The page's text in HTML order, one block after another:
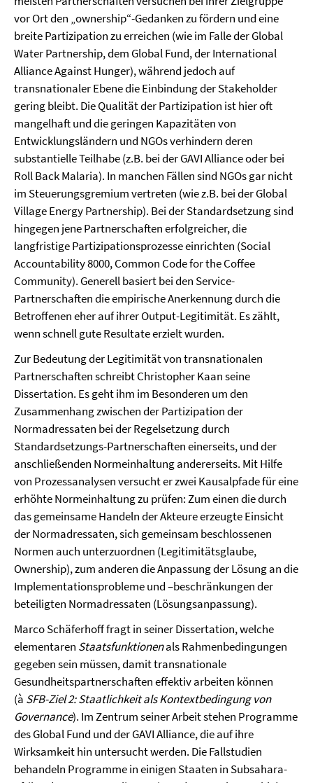
vor Ort den „ownership“-Gedanken zu fördern und eine
breite Partizipation zu erreichen (wie im Falle der Global
Water Partnership, dem Global Fund, der International
Alliance Against Hunger), während jedoch auf
transnationaler Ebene die Einbindung der Stakeholder
gering bleibt. Die Qualität der Partizipation ist hier oft
mangelhaft und die geringen Kapazitäten von
Entwicklungsländern und NGOs verhindern deren
substantielle Teilhabe (z.B. bei der GAVI Alliance oder bei
Roll Back Malaria). In manchen Fällen sind NGOs gar nicht
im Steuerungsgremium vertreten (wie z.B. bei der Global
Village Energy Partnership). Bei der Standardsetzung sind
hingegen jene Partnerschaften erfolgreicher, die
langfristige Partizipationsprozesse einrichten (Social
Accountability 8000, Common Code for the Coffee
Community). Generell basiert bei den Service-
Partnerschaften die empirische Anerkennung durch die
Betroffenen eher auf ihrer Output-Legitimität. Es zählt,
wenn schnell gute Resultate erzielt wurden.
Zur Bedeutung der Legitimität von transnationalen
Partnerschaften schreibt Christopher Kaan seine
Dissertation. Es geht ihm im Besonderen um den
Zusammenhang zwischen der Partizipation der
Normadressaten bei der Regelsetzung durch
Standardsetzungs-Partnerschaften einerseits, und der
anschließenden Normeinhaltung andererseits. Mit Hilfe
von Prozessanalysen versucht er zwei Kausalpfade für eine
erhöhte Normeinhaltung zu prüfen: Zum einen die durch
das gemeinsame Handeln der Akteure erzeugte Einsicht
der Normadressaten, sich gemeinsam beschlossenen
Normen auch unterzuordnen (Legitimitätsglaube,
Ownership), zum anderen die Anpassung der Lösung an die
Implementationsprobleme und –be­schränkungen der
beteiligten Normadressaten (Lösungsanpassung).
Marco Schäferhoff fragt in seiner Dissertation, welche
elementaren Staatsfunktionenals Rahmenbedingungen
gegeben sein müssen, damit transnationale
Gesundheitspartnerschaften effektiv arbeiten können
(à SFB-Ziel 2: Staatlichkeit als Kontextbedingung von
Governance). Im Zentrum seiner Arbeit stehen Programme
des Global Fund und der GAVI Alliance, die auf ihre
Wirksamkeit hin untersucht werden. Die Fallstudien
behandeln Programme in einigen Staaten in Subsahara-